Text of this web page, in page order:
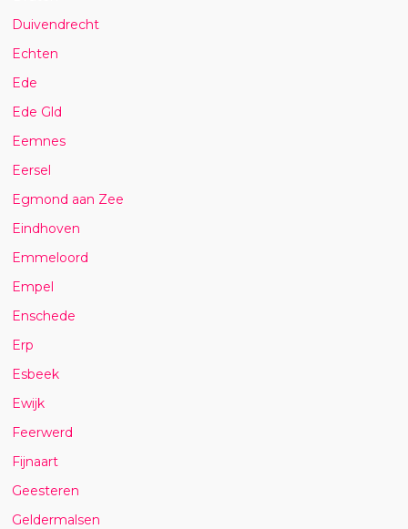
Duivendrecht
Echten
Ede
Ede Gld
Eemnes
Eersel
Egmond aan Zee
Eindhoven
Emmeloord
Empel
Enschede
Erp
Esbeek
Ewijk
Feerwerd
Fijnaart
Geesteren
Geldermalsen